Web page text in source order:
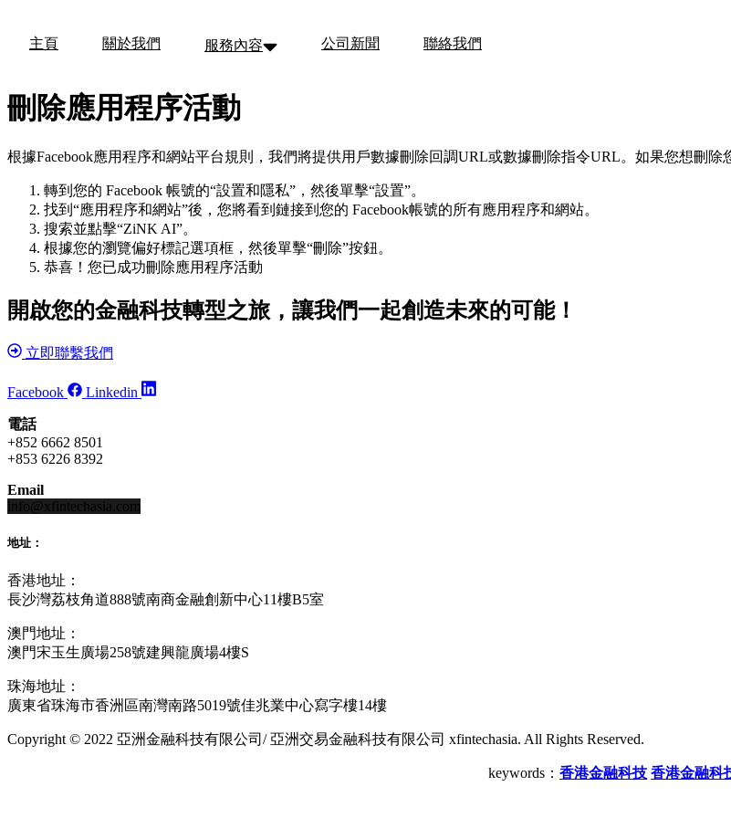
content
主頁 關於我們 服務內容 公司新聞 聯絡我們
刪除應用程序活動
根據Facebook應用程序和網站平台規則，我們將提供用戶數據刪除回調URL或數據刪除指令URL。如果您想刪
轉到您的 Facebook 帳號的“設置和隱私”，然後單擊“設置”。
找到“應用程序和網站”後，您將看到鏈接到您的 Facebook帳號的所有應用程序和網站。
搜索並點擊“ZiNK AI”。
根據您的瀏覽偏好標記選項框，然後單擊“刪除”按鈕。
恭喜！您已成功刪除應用程序活動
開啟您的金融科技轉型之旅，讓我們一起創造未來的可能！
立即聯繫我們
Facebook Linkedin
電話
+852 6662 8501
+853 6226 8392
Email
info@xfintechasia.com
地址：
香港地址：
長沙灣荔枝角道888號南商金融創新中心11樓B5室
澳門地址：
澳門宋玉生廣場258號建興龍廣場4樓S
珠海地址：
廣東省珠海市香洲區南灣南路5019號佳兆業中心寫字樓14樓
Copyright © 2022 亞洲金融科技有限公司/ 亞洲交易金融科技有限公司 xfintechasia. All Rights Reserved.
keywords： 香港金融科技 香港金融科